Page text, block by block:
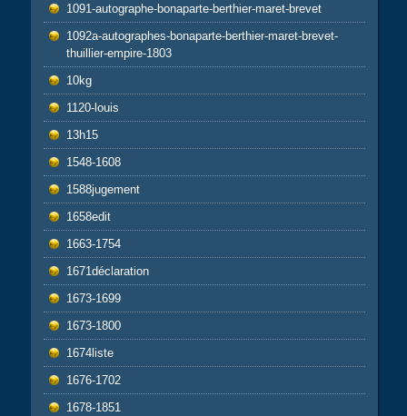
1091-autographe-bonaparte-berthier-maret-brevet
1092a-autographes-bonaparte-berthier-maret-brevet-
thuillier-empire-1803
10kg
1120-louis
13h15
1548-1608
1588jugement
1658edit
1663-1754
1671déclaration
1673-1699
1673-1800
1674liste
1676-1702
1678-1851